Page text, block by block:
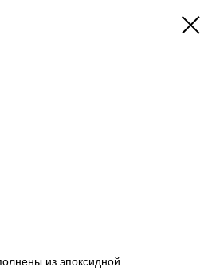
из эпоксидной